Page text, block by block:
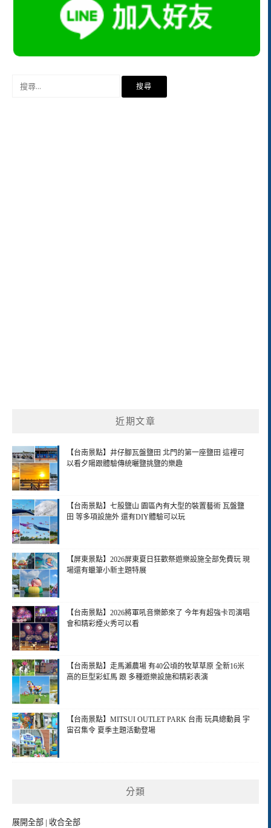
近期文章
【台南景點】井仔腳瓦盤鹽田 北門的第一座鹽田 這裡可
以看夕陽跟體驗傳統曬鹽挑鹽的樂趣
【台南景點】七股鹽山 園區內有大型的裝置藝術 瓦盤鹽
田 等多項設施外 還有DIY體驗可以玩
【屏東景點】2026屏東夏日狂歡祭遊樂設施全部免費玩 現
場還有蠟筆小新主題特展
【台南景點】2026將軍吼音樂節來了 今年有超強卡司演唱
會和精彩煙火秀可以看
【台南景點】走馬瀨農場 有40公頃的牧草草原 全新16米
高的巨型彩虹馬 跟 多種遊樂設施和精彩表演
【台南景點】MITSUI OUTLET PARK 台南 玩具總動員 宇
宙召集令 夏季主題活動登場
分類
展開全部 | 收合全部